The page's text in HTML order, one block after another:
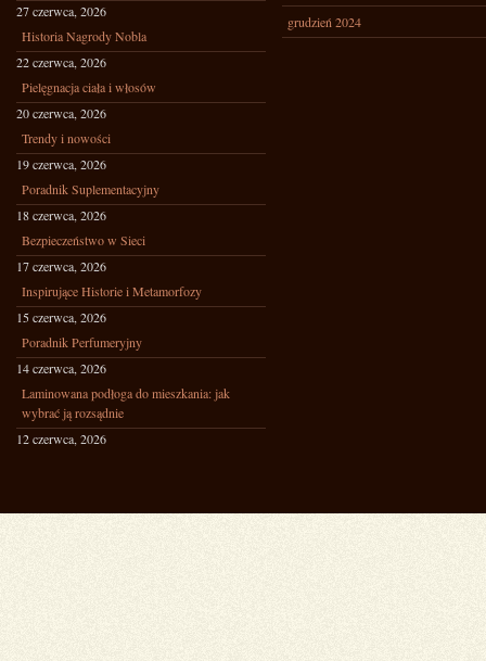
27 czerwca, 2026
Historia Nagrody Nobla
22 czerwca, 2026
Pielęgnacja ciała i włosów
20 czerwca, 2026
Trendy i nowości
19 czerwca, 2026
Poradnik Suplementacyjny
18 czerwca, 2026
Bezpieczeństwo w Sieci
17 czerwca, 2026
Inspirujące Historie i Metamorfozy
15 czerwca, 2026
Poradnik Perfumeryjny
14 czerwca, 2026
Laminowana podłoga do mieszkania: jak
wybrać ją rozsądnie
12 czerwca, 2026
grudzień 2024